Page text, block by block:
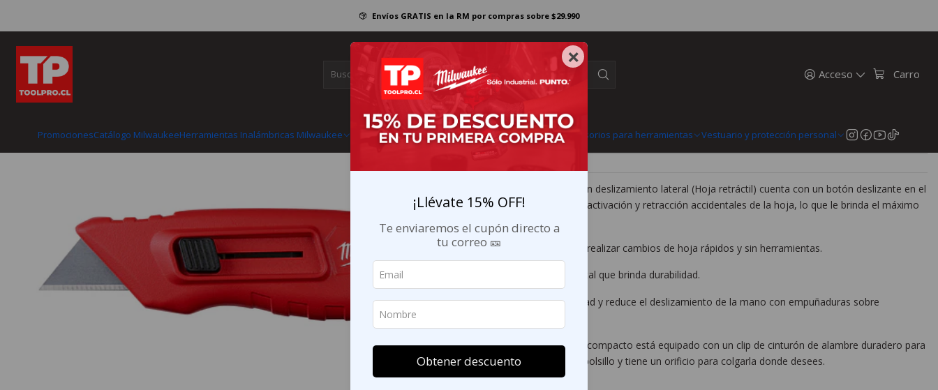
Acceso Carro
PromocionesCatálogo MilwaukeeHerramientas Inalámbricas Milwaukee Baterías y cargadores Herramientas manuales Accesorios para herramientas Vestuario y protección personal
Envíos GRATIS en la RM por compras sobre $29.990
Herramientas manuales Herramientas de corte Navajas y cuchillos Milwaukee Cuchillo Compacto De Hoja Retráctil 48-22-1516
|
Milwaukee Cuchillo Compacto De Hoja Retráctil
48-22-1516
3x $4.663 sin interés con
Mostrar stock de ubicaciones
El cuchillo compacto con deslizamiento lateral (Hoja retráctil) cuenta con un botón deslizante en el
costado para reducir la activación y retracción accidentales de la hoja, lo que le brinda el máximo
control.
Este cuchillo le permite realizar cambios de hoja rápidos y sin herramientas.
Tiene un cuerpo de metal que brinda durabilidad.
Brinda mayor comodidad y reduce el deslizamiento de la mano con empuñaduras sobre
Este cuchillo de bolsillo compacto está equipado con un clip de cinturón de alambre duradero para
reducir el desgarro del bolsillo y tiene un orificio para colgarla donde desees.
×
¡Llévate 15% OFF!
Te enviaremos el cupón directo a
tu correo 🎫
Obtener descuento